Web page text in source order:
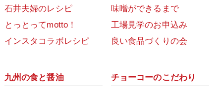
石井夫婦のレシピ
とっとってmotto！
インスタコラボレシピ
味噌ができるまで
工場見学のお申込み
良い食品づくりの会
九州の食と醤油 チョーコーのこだわり